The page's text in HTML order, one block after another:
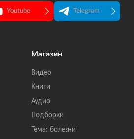
Youtube Telegram
Магазин
Видео
Книги
Аудио
Подборки
Тема: болезни